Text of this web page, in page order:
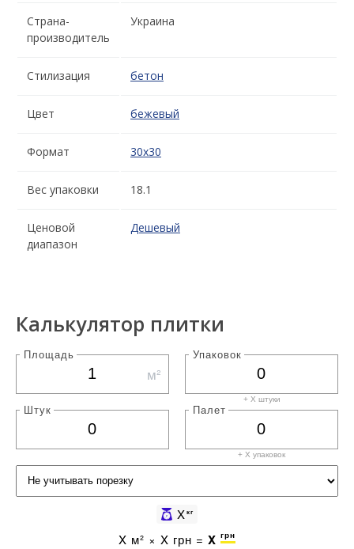
Страна-
производитель
Украина
Стилизация бетон
Цвет бежевый
Формат 30x30
Вес упаковки 18.1
Ценовой
диапазон
Дешевый
Калькулятор плитки
Площадь
м²
Упаковок
+ X штуки
Штук Палет
+ X упаковок
Xкг
X м² × X грн = X грн